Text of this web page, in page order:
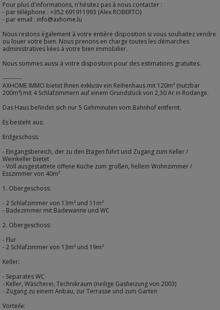
Pour plus d'informations, n'hésitez pas à nous contacter :
- par téléphone : +352 691911993 (Alex ROBERTO)
- par email : info@axhome.lu
Nous restons également à votre entière disposition si vous souhaitez vendre
ou louer votre bien. Nous prenons en charge toutes les démarches
administratives liées à votre bien immobilier.
Nous sommes aussi à votre disposition pour des estimations gratuites.
----------
AXHOME IMMO bietet Ihnen exklusiv ein Reihenhaus mit 120m² (nutzbar
200m²) mit 4 Schlafzimmern auf einem Grundstück von 2,30 Ar in Rodange.
Das Haus befindet sich nur 5 Gehminuten vom Bahnhof entfernt.
Es besteht aus:
Erdgeschoss:
- Eingangsbereich, der zu den Etagen führt und Zugang zum Keller /
Weinkeller bietet
- Voll ausgestattete offene Küche zum großen, hellem Wohnzimmer /
Esszimmer von 40m²
1. Obergeschoss:
- 2 Schlafzimmer von 13m² und 11m²
- Badezimmer mit Badewanne und WC
2. Obergeschoss:
- Flur
- 2 Schlafzimmer von 13m² und 19m²
Keller:
- Separates WC
- Keller, Wäscherei, Technikraum (neilige Gasheizung von 2003)
- Zugang zu einem Anbau, zur Terrasse und zum Garten
Vorteile: